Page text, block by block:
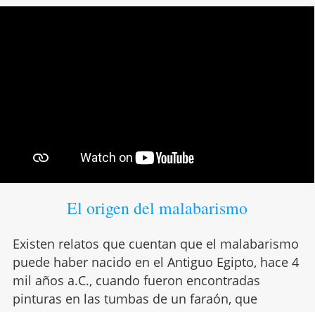
El origen del malabarismo
Existen relatos que cuentan que el malabarismo
puede haber nacido en el Antiguo Egipto, hace 4
mil años a.C., cuando fueron encontradas
pinturas en las tumbas de un faraón, que